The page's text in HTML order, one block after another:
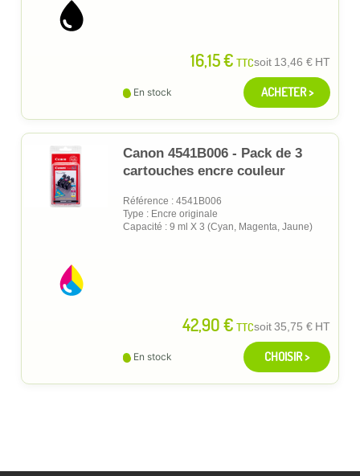
16,15 € TTCsoit 13,46 € HT
En stock ACHETER >
Canon 4541B006 - Pack de 3
cartouches encre couleur
Référence : 4541B006
Type : Encre originale
Capacité : 9 ml X 3 (Cyan, Magenta, Jaune)
42,90 € TTCsoit35,75 € HT
En stock CHOISIR >